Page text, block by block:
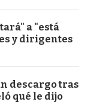
a "está
y dirigentes
descargo tras
qué le dijo